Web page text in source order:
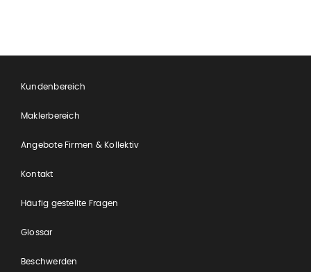
Kundenbereich
Maklerbereich
Angebote Firmen & Kollektiv
Kontakt
Häufig gestellte Fragen
Glossar
Beschwerden